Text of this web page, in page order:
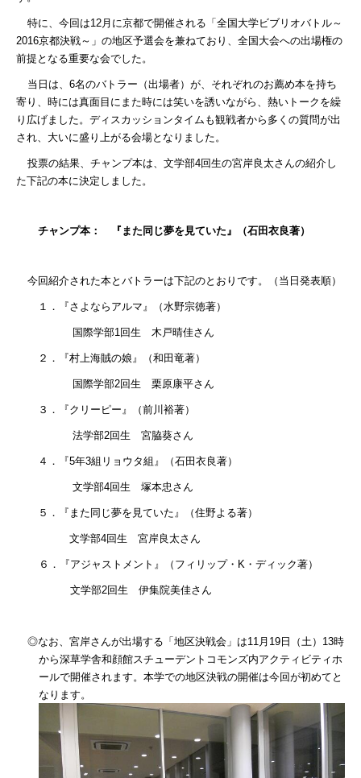
特に、今回は12月に京都で開催される「全国大学ビブリオバトル～
2016京都決戦～」の地区予選会を兼ねており、全国大会への出場権の
前提となる重要な会でした。
当日は、 6名のバトラー（出場者）が、それぞれのお薦め本を持ち
寄り、時には真面目にまた時には笑いを誘いながら、熱いトークを繰
り広げました。ディスカッションタイムも観戦者から多くの質問が出
され、大いに盛り上がる会場となりました。
投票の結果、チャンプ本は、文学部4回生の宮岸良太さんの紹介し
た下記の本に決定しました。
チャンプ本： 『また同じ夢を見ていた』（石田衣良著）
今回紹介された本とバトラーは下記のとおりです。（当日発表順）
１．『さよならアルマ』（水野宗徳著）
国際学部1回生 木戸晴佳さん
２．『村上海賊の娘』（和田竜著）
国際学部2回生 栗原康平さん
３．『クリーピー』（前川裕著）
法学部2回生 宮脇葵さん
４．『5年3組リョウタ組』（石田衣良著）
文学部4回生 塚本忠さん
５．『また同じ夢を見ていた』（住野よる著）
文学部4回生 宮岸良太さん
６．『アジャストメント』（フィリップ・ K ・ディック著）
文学部2回生 伊集院美佳さん
◎なお、宮岸さんが出場する「地区決戦会」は11月 19 日（土） 13時
から深草学舎和顔館スチューデントコモンズ内アクティビティホ
ールで開催されます。本学での地区決戦の開催は今回が初めてと
なります。